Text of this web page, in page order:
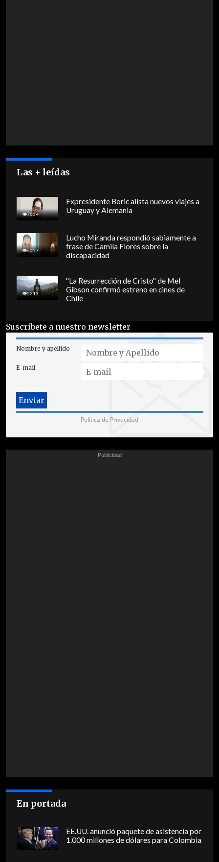
Las + leídas
7664
Expresidente Boric alista nuevos viajes a
Uruguay y Alemania
6057
Lucho Miranda respondió sabiamente a
frase de Camila Flores sobre la
discapacidad
5213
"La Resurrección de Cristo" de Mel
Gibson confirmó estreno en cines de
Chile
Suscríbete a nuestro newsletter
Nombre y apellido
E-mail
Política de Privacidad
En portada
EE.UU. anunció paquete de asistencia por
1.000 millones de dólares para Colombia